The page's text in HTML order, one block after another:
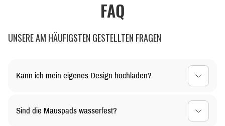
FAQ
UNSERE AM HÄUFIGSTEN GESTELLTEN FRAGEN
Kann ich mein eigenes Design hochladen?
Vorstellungen gestalten! Lade dein individuelles Design
Sind die Mauspads wasserfest?